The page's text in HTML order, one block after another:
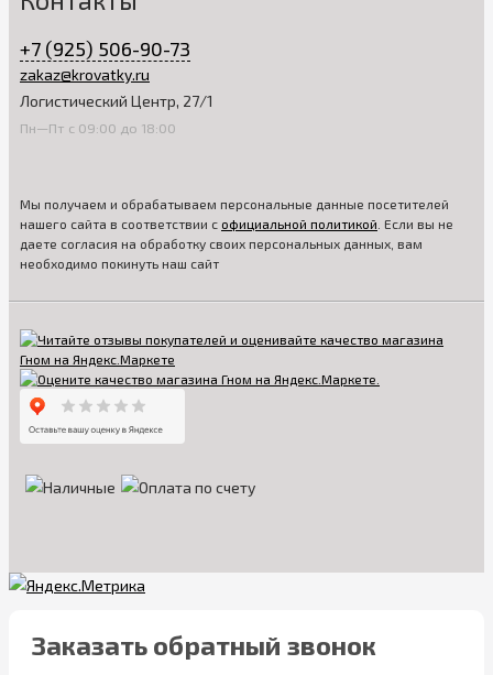
+7 (925) 506-90-73
zakaz@krovatky.ru
Логистический Центр, 27/1
Пн—Пт с 09:00 до 18:00
Мы получаем и обрабатываем персональные данные посетителей
нашего сайта в соответствии с официальной политикой . Если вы не
даете согласия на обработку своих персональных данных, вам
необходимо покинуть наш сайт
Заказать обратный звонок